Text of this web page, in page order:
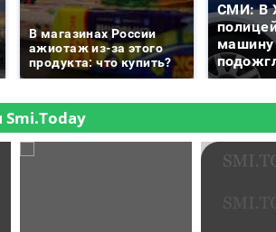
В магазинах России
ажиотаж из-за этого
продукта: что купить?
СМИ: В
машину